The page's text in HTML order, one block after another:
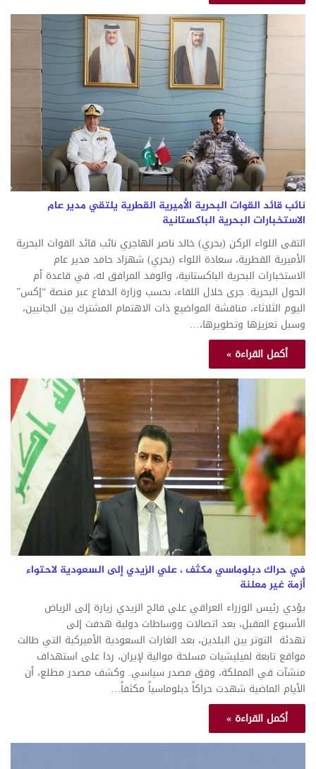
نائب قائد القوات البحرية الأميرية القطرية يلتقي مدير عام
الاستخبارات البحرية الباكستانية
التقى اللواء الركن (بحري) خالد ناصر الهاجري نائب قائد القوات البحرية
الأميرية القطرية، سعادة اللواء (بحري) شهزاد حامد مدير عام
الاستخبارات البحرية الباكستانية، والوفد المرافق له، في قاعدة أم
الحول البحرية. جرى خلال اللقاء، بحسب وزارة الدفاع عبر منصة “إكس”
اليوم الثلاثاء، مناقشة المواضيع ذات الاهتمام المشترك بين الجانبين،
وسبل تعزيزها وتطويرها،…
أكمل القراءة »
في حراك دبلوماسي مكثف ، علي الزيدي إلى السعودية لاحتواء
أزمة غير معلنة
يؤدي رئيس الوزراء العراقي علي فالح الزيدي زيارة إلى الرياض
الأسبوع المقبل، بعد اتصالات ووساطات دولية هدفت إلى
تهدئة التوتر بين البلدين، بعد الغارات السعودية الأميركية التي طالت
مواقع تابعة لميليشيات مسلحة موالية لإيران، ردا على استهداف
منشآت في المملكة، وفق مصدر سياسي. وكشف مصدر مطلع، أن
الأيام الماضية شهدت حراكاً دبلوماسياً مكثفاً…
أكمل القراءة »